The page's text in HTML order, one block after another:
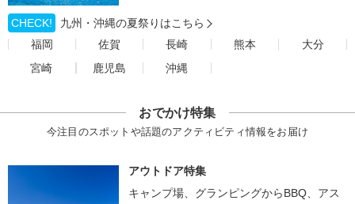
CHECK!
九州・沖縄の夏祭りはこちら
福岡
佐賀 長崎 熊本
大分
宮崎
鹿児島 沖縄
おでかけ特集
今注目のスポットや話題のアクティビティ情報をお届け
アウトドア特集
キャンプ場、グランピングからBBQ、アス